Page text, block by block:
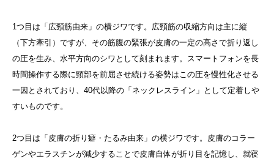
1つ目は「広頸筋由来」の横ジワです。広頸筋の収縮方向は主に縦
（下方牽引）ですが、その筋腹の緊張が皮膚の一定の高さで折り返し
の圧を生み、水平方向のシワとして刻まれます。スマートフォンを長
時間操作する際に頸部を前屈させ続ける姿勢はこの圧を慢性化させる
一因とされており、40代以降の「ネックレスライン」として定着しや
すいものです。
2つ目は「皮膚の折り癖・たるみ由来」の横ジワです。皮膚のコラー
ゲンやエラスチンが減少することで皮膚自体が折り目を記憶し、就寝